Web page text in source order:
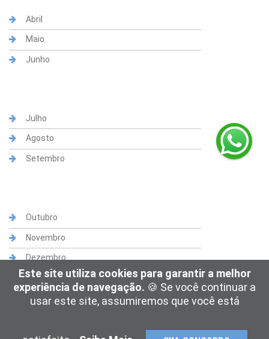
Abril
Maio
Junho
Julho
Agosto
Setembro
Outubro
Novembro
Dezembro
Este site utiliza cookies para garantir a melhor
experiência de navegação. 🍪 Se você continuar a
usar este site, assumiremos que você está